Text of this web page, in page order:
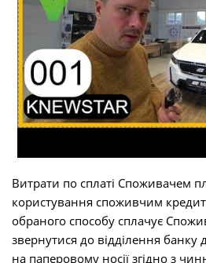
Витрати по сплаті Споживачем
користування споживчим
обраного способу сплачує
звернутися до відділення
на паперовому носії згідно з